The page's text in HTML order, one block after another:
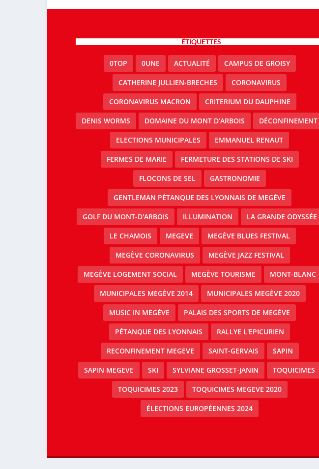
ÉTIQUETTES
0TOP 0UNE ACTUALITÉ CAMPUS DE GROISY
CATHERINE JULLIEN-BRECHES CORONAVIRUS
CORONAVIRUS MACRON CRITERIUM DU DAUPHINE
DENIS WORMS DOMAINE DU MONT D’ARBOIS DÉCONFINEMENT
ELECTIONS MUNICIPALES EMMANUEL RENAUT
FERMES DE MARIE FERMETURE DES STATIONS DE SKI
FLOCONS DE SEL GASTRONOMIE
GENTLEMAN PÉTANQUE DES LYONNAIS DE MEGÈVE
GOLF DU MONT-D'ARBOIS ILLUMINATION LA GRANDE ODYSSÉE
LE CHAMOIS MEGEVE MEGÈVE BLUES FESTIVAL
MEGÈVE CORONAVIRUS MEGÈVE JAZZ FESTIVAL
MEGÈVE LOGEMENT SOCIAL MEGÈVE TOURISME MONT-BLANC
MUNICIPALES MEGÈVE 2014 MUNICIPALES MEGÈVE 2020
MUSIC IN MEGÈVE PALAIS DES SPORTS DE MEGÈVE
PÉTANQUE DES LYONNAIS RALLYE L'EPICURIEN
RECONFINEMENT MEGEVE SAINT-GERVAIS SAPIN
SAPIN MEGEVE SKI SYLVIANE GROSSET-JANIN TOQUICIMES
TOQUICIMES 2023 TOQUICIMES MEGEVE 2020
ÉLECTIONS EUROPÉENNES 2024